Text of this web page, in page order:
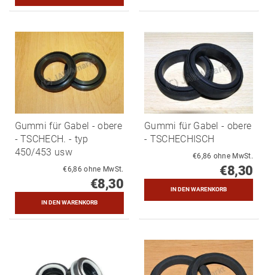
Gummi für Gabel - obere
- TSCHECH. - typ
450/453 usw
€6,86 ohne MwSt.
€8,30
Gummi für Gabel - obere
- TSCHECHISCH
€6,86 ohne MwSt.
€8,30